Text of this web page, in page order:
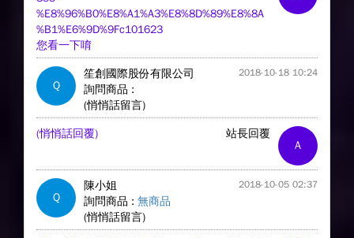
%E8%96%B0%E8%A1%A3%E8%8D%89%E8%8A
%B1%E6%9D%9Fc101623
您看一下唷
Q
笙創國際股份有限公司 2018-10-18 10:24
詢問商品 :
(悄悄話留言)
A
站長回覆
(悄悄話回覆)
Q
陳小姐 2018-10-05 02:37
詢問商品 : 無商品
(悄悄話留言)